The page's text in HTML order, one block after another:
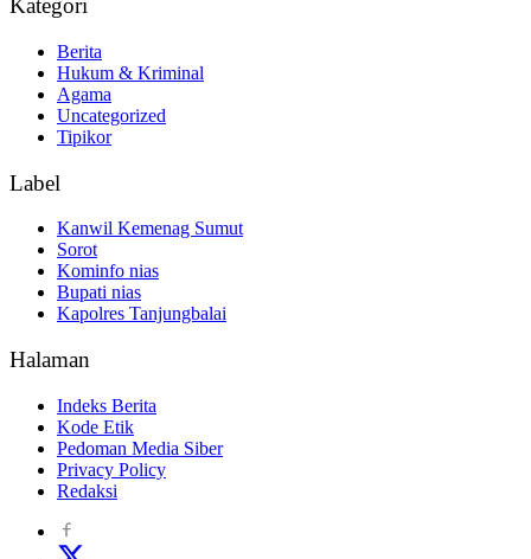
Kategori
Berita
Hukum & Kriminal
Agama
Uncategorized
Tipikor
Label
Kanwil Kemenag Sumut
Sorot
Kominfo nias
Bupati nias
Kapolres Tanjungbalai
Halaman
Indeks Berita
Kode Etik
Pedoman Media Siber
Privacy Policy
Redaksi